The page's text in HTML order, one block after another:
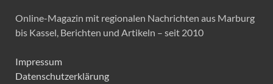
Online-Magazin mit regionalen Nachrichten aus Marburg
bis Kassel, Berichten und Artikeln – seit 2010
Impressum
Datenschutzerklärung